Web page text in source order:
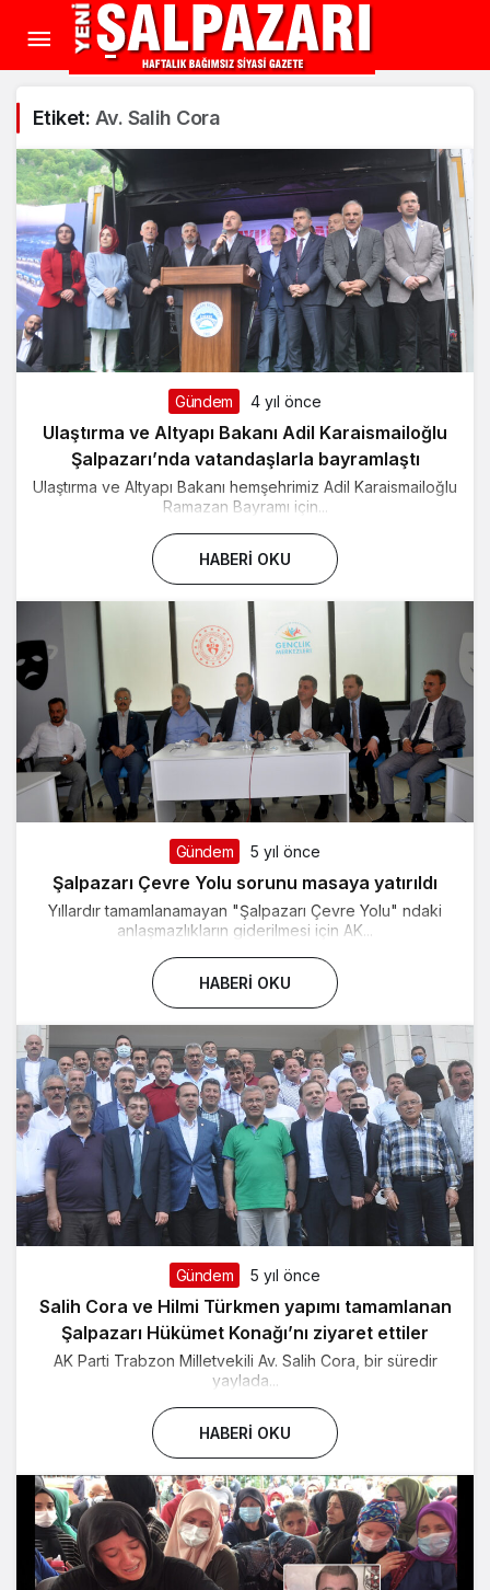
Etiket: Av. Salih Cora
Gündem 4 yıl önce
Ulaştırma ve Altyapı Bakanı Adil Karaismailoğlu
Şalpazarı’nda vatandaşlarla bayramlaştı
Ulaştırma ve Altyapı Bakanı hemşehrimiz Adil Karaismailoğlu
Ramazan Bayramı için...
HABERI OKU
Gündem 5 yıl önce
Şalpazarı Çevre Yolu sorunu masaya yatırıldı
Yıllardır tamamlanamayan "Şalpazarı Çevre Yolu" ndaki
anlaşmazlıkların giderilmesi için AK...
HABERI OKU
Gündem 5 yıl önce
Salih Cora ve Hilmi Türkmen yapımı tamamlanan
Şalpazarı Hükümet Konağı’nı ziyaret ettiler
AK Parti Trabzon Milletvekili Av. Salih Cora, bir süredir
yaylada...
HABERI OKU